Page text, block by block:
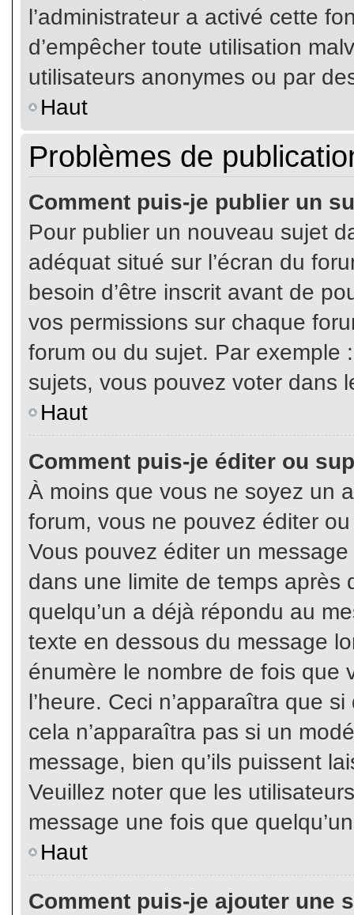
l’administrateur a activé cette
d’empêcher toute utilisation
utilisateurs anonymes ou par
Haut
Problèmes de
Comment puis-je publier un
Pour publier un nouveau sujet
adéquat situé sur l’écran du
besoin d’être inscrit avant de
vos permissions sur chaque
forum ou du sujet. Par exemple
sujets, vous pouvez voter dans
Haut
Comment puis-je éditer ou
À moins que vous ne soyez un
forum, vous ne pouvez éditer
Vous pouvez éditer un
dans une limite de temps après
quelqu’un a déjà répondu au
texte en dessous du message
énumère le nombre de fois que
l’heure. Ceci n’apparaîtra que
cela n’apparaîtra pas si un
message, bien qu’ils puissent
Veuillez noter que les
message une fois que
Haut
Comment puis-je ajouter une